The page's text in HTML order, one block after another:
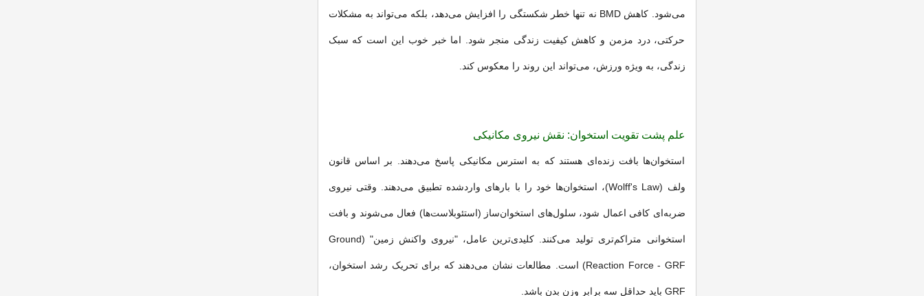
می‌شود. کاهش BMD نه تنها خطر شکستگی را افزایش می‌دهد، بلکه می‌تواند به مشکلات
حرکتی، درد مزمن و کاهش کیفیت زندگی منجر شود. اما خبر خوب این است که سبک
زندگی، به ویژه ورزش، می‌تواند این روند را معکوس کند.
علم پشت تقویت استخوان: نقش نیروی مکانیکی
استخوان‌ها بافت زنده‌ای هستند که به استرس مکانیکی پاسخ می‌دهند. بر اساس قانون
ولف (Wolff's Law)، استخوان‌ها خود را با بارهای واردشده تطبیق می‌دهند. وقتی نیروی
ضربه‌ای کافی اعمال شود، سلول‌های استخوان‌ساز (استئوبلاست‌ها) فعال می‌شوند و بافت
استخوانی متراکم‌تری تولید می‌کنند. کلیدی‌ترین عامل، "نیروی واکنش زمین" (Ground
Reaction Force - GRF) است. مطالعات نشان می‌دهند که برای تحریک رشد استخوان،
GRF باید حداقل سه برابر وزن بدن باشد.